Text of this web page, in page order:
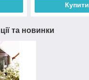
Купити
та новинки